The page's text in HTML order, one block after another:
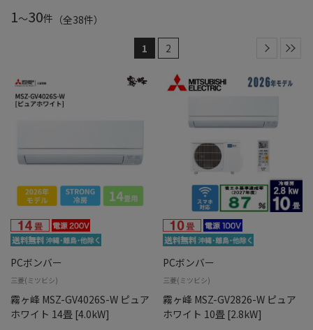
1～30件 （全38件）
1 2
PCボンバー
三菱(ミツビシ)
霧ヶ峰 MSZ-GV4026S-W ピュア
ホワイト 14畳 [4.0kW]
PCボンバー
三菱(ミツビシ)
霧ヶ峰 MSZ-GV2826-W ピュア
ホワイト 10畳 [2.8kW]